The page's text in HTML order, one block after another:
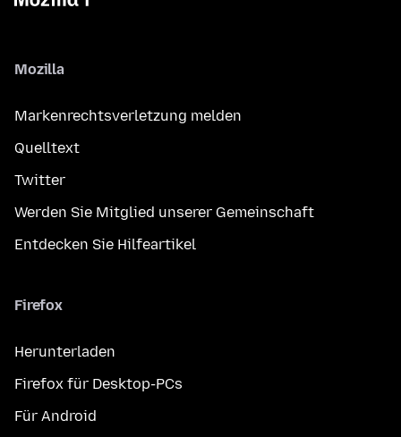
Mozilla
Markenrechtsverletzung melden
Quelltext
Twitter
Werden Sie Mitglied unserer Gemeinschaft
Entdecken Sie Hilfeartikel
Firefox
Herunterladen
Firefox für Desktop-PCs
Für Android